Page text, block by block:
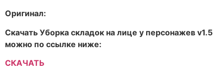
Оригинал:
Скачать Уборка складок на лице у персонажев v1.5
можно по ссылке ниже:
СКАЧАТЬ